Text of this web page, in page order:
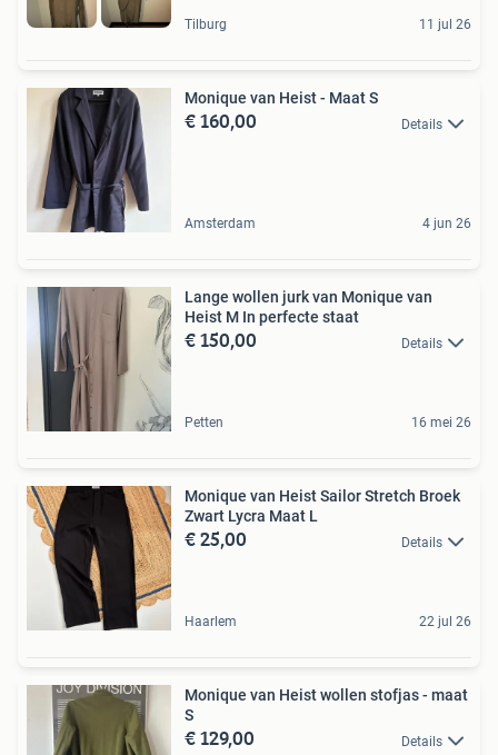
Tilburg 11 jul 26
Monique van Heist - Maat S
€ 160,00 Details
Amsterdam 4 jun 26
Lange wollen jurk van Monique van
Heist M In perfecte staat
€ 150,00 Details
Petten 16 mei 26
Monique van Heist Sailor Stretch Broek
Zwart Lycra Maat L
€ 25,00 Details
Haarlem 22 jul 26
Monique van Heist wollen stofjas - maat
S
€ 129,00 Details